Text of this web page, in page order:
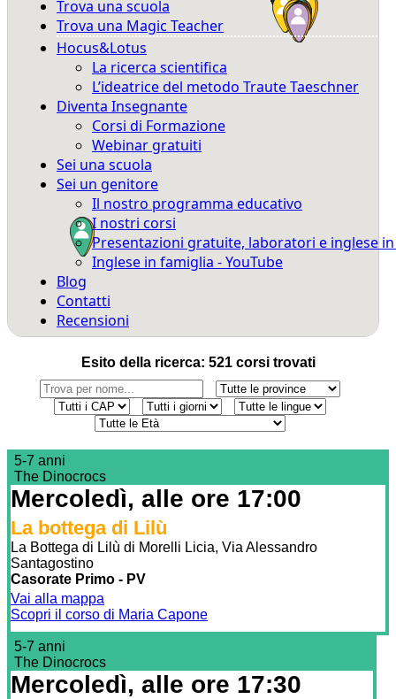
Trova una scuola
Trova una Magic Teacher
Hocus&Lotus
La ricerca scientifica
L’ideatrice del metodo Traute Taeschner
Diventa Insegnante
Corsi di Formazione
Webinar gratuiti
Sei una scuola
Sei un genitore
Il nostro programma educativo
I nostri corsi
Presentazioni gratuite, laboratori e inglese in
Inglese in famiglia - YouTube
Blog
Contatti
Recensioni
Esito della ricerca: 521 corsi trovati
5-7 anni
The Dinocrocs
Mercoledì, alle ore 17:00
La bottega di Lilù
La Bottega di Lilù di Morelli Licia, Via Alessandro
Santagostino
Casorate Primo - PV
Vai alla mappa
Scopri il corso di Maria Capone
5-7 anni
The Dinocrocs
Mercoledì, alle ore 17:30